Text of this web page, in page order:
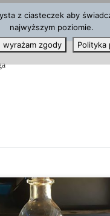
z ciasteczek aby
najwyższym poziomie.
wyrażam zgody Polityka